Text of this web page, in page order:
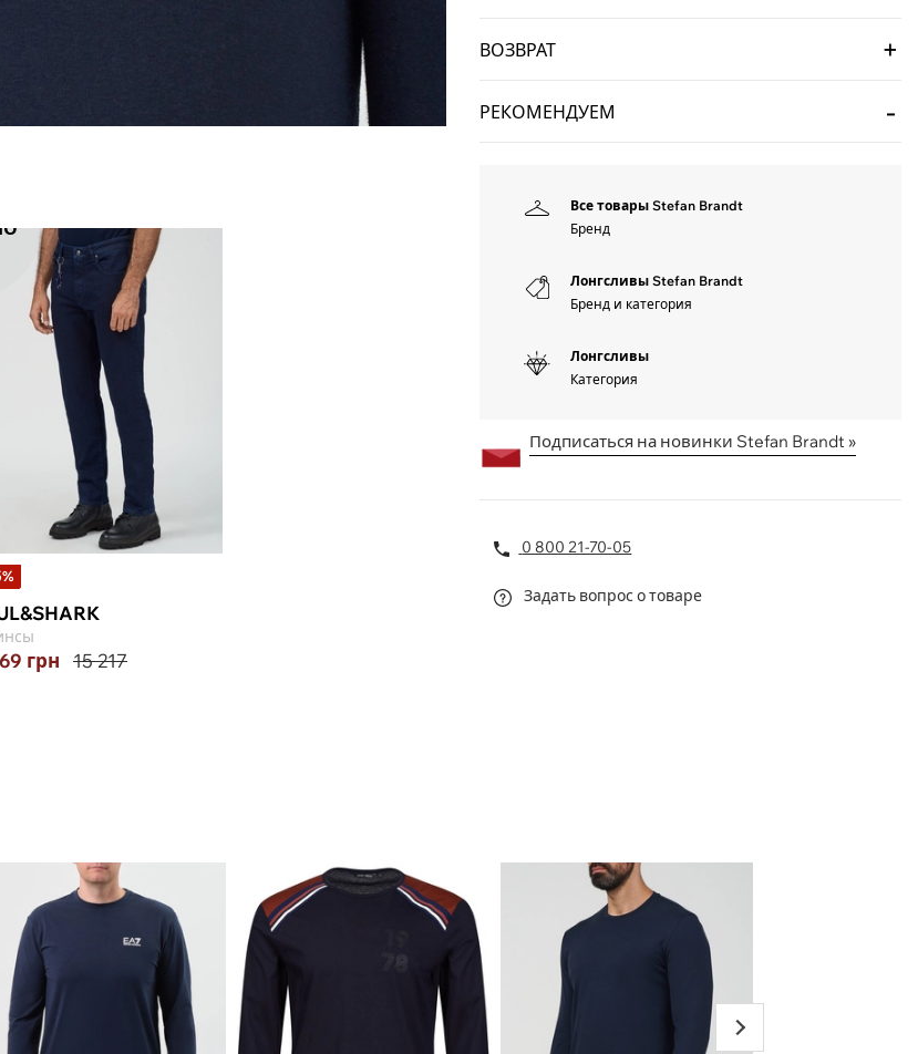
грн 15 217
ВОЗВРАТ
РЕКОМЕНДУЕМ
Все товары Stefan Brandt
Бренд
Лонгсливы Stefan Brandt
Бренд и категория
Лонгсливы
Категория
Подписаться на новинки Stefan Brandt »
0 800 21-70-05
Задать вопрос о товаре